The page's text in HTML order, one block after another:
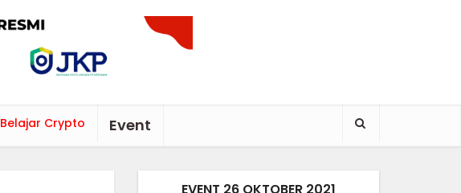
Belajar Crypto Event